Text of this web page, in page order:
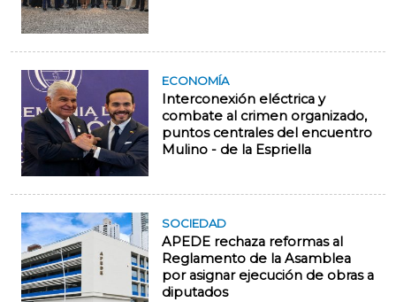
ECONOMÍA
Interconexión eléctrica y
combate al crimen organizado,
puntos centrales del encuentro
Mulino - de la Espriella
SOCIEDAD
APEDE rechaza reformas al
Reglamento de la Asamblea
por asignar ejecución de obras a
diputados